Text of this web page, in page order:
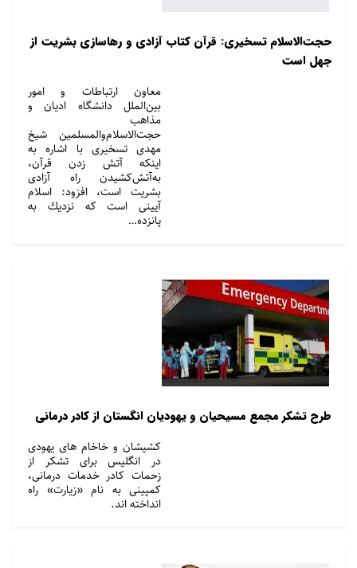
حجت‌الاسلام‌ تسخیری: قرآن کتاب آزادی و رهاسازی بشريت از
جهل است
معاون ارتباطات و امور
بین‌الملل دانشگاه ادیان و
مذاهب
حجت‌الاسلام‌والمسلمین شیخ
مهدی تسخیری با اشاره به
اینکه آتش زدن قرآن،
به‌آتش‌کشیدن راه آزادی
بشریت است، افزود: اسلام
آیینی است که نزدیك به
پانزده…
طرح تشکر مجمع مسیحیان و یهودیان انگستان از کادر درمانی
کشیشان و خاخام های یهودی
در انگلیس برای تشکر از
زحمات کادر خدمات درمانی،
کمپینی به نام «زیارت» راه
انداخته اند.